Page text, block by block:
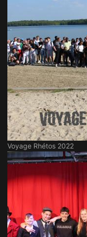
Voyage Rhétos 2022